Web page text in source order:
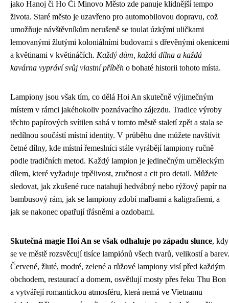
jako Hanoj či Ho Či Minovo Město zde panuje klidnější tempo
života. Staré město je uzavřeno pro automobilovou dopravu, což
umožňuje návštěvníkům nerušeně se toulat úzkými uličkami
lemovanými žlutými koloniálními budovami s dřevěnými okenicemi
a květinami v květináčích. Každý dům, každá dílna a každá
kavárna vypráví svůj vlastní příběh o bohaté historii tohoto místa.
Lampiony jsou však tím, co dělá Hoi An skutečně výjimečným
místem v rámci jakéhokoliv poznávacího zájezdu. Tradice výroby
těchto papírových svítilen sahá v tomto městě staletí zpět a stala se
nedílnou součástí místní identity. V průběhu dne můžete navštívit
četné dílny, kde místní řemeslníci stále vyrábějí lampiony ručně
podle tradičních metod. Každý lampion je jedinečným uměleckým
dílem, které vyžaduje trpělivost, zručnost a cit pro detail. Můžete
sledovat, jak zkušené ruce natahují hedvábný nebo rýžový papír na
bambusový rám, jak se lampiony zdobí malbami a kaligrafiemi, a
jak se nakonec opatřují třásněmi a ozdobami.
Skutečná magie Hoi An se však odhaluje po západu slunce, kdy
se ve městě rozsvěcují tisíce lampiónů všech tvarů, velikostí a barev.
Červené, žluté, modré, zelené a růžové lampiony visí před každým
obchodem, restaurací a domem, osvětlují mosty přes řeku Thu Bon
a vytvářejí romantickou atmosféru, která nemá ve Vietnamu